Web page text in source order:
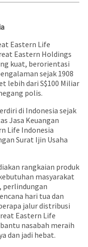
Eastern Life
Eastern Holdings
kuat, berorientasi
sejak 1908
lebih dari S$100 Miliar
polis.
di Indonesia sejak
Jasa Keuangan
Life Indonesia
Surat Ijin Usaha
rangkaian produk
masyarakat
perlindungan
hari tua dan
jalur distribusi
Eastern Life
nasabah meraih
dan jadi hebat.